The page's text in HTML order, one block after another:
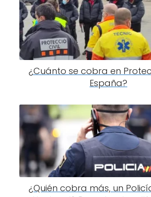
¿Cuánto se cobra en
España?
¿Quién cobra más, un